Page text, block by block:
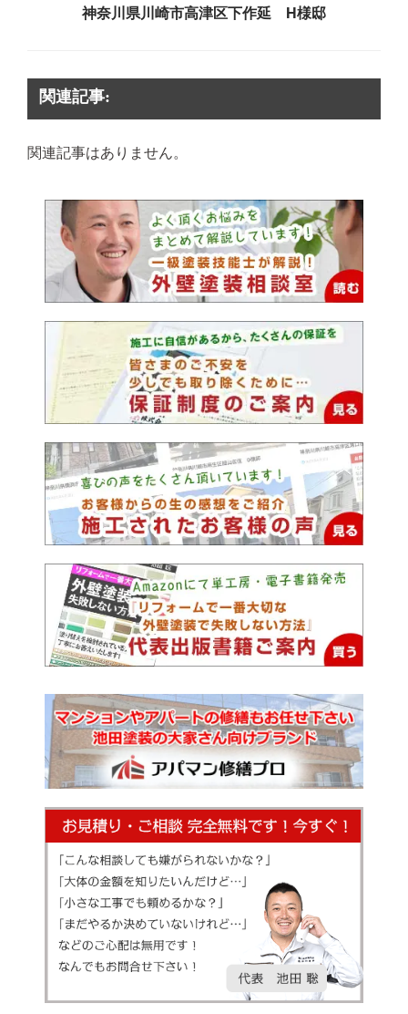
神奈川県川崎市高津区下作延 H様邸
関連記事:
関連記事はありません。